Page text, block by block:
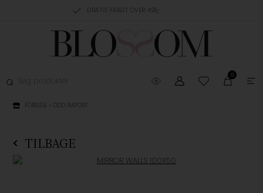
GRATIS FRAGT OVER 499,-
0
FORSIDE » DDD IMPORT
TILBAGE